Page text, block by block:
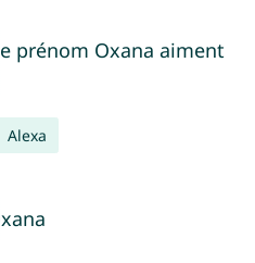
prénom Oxana aiment
Alexa